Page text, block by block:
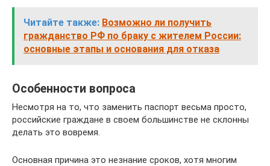
Читайте также: Возможно ли получить
гражданство РФ по браку с жителем России:
основные этапы и основания для отказа
Особенности вопроса
Несмотря на то, что заменить паспорт весьма просто,
российские граждане в своем большинстве не склонны
делать это вовремя.
Основная причина это незнание сроков, хотя многим